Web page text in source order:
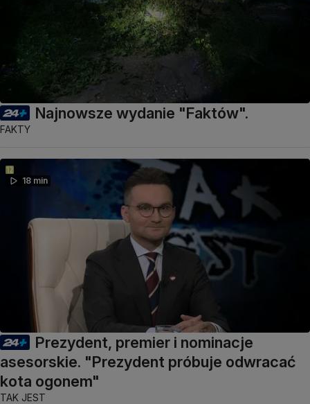
Najnowsze wydanie "Faktów".
FAKTY
18 min
Prezydent, premier i nominacje
asesorskie. "Prezydent próbuje odwracać
kota ogonem"
TAK JEST